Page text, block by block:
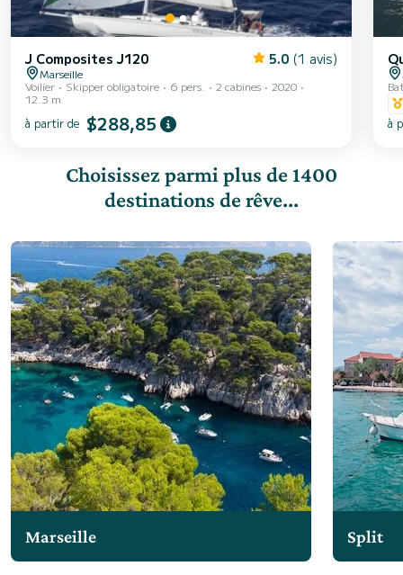
J Composites J120 5.0 (1 avis)
Marseille
Voilier
Skipper obligatoire 6 pers. 2 cabines
2020
12.3 m
à partir de $288,85 à
Choisissez parmi plus de 1400
destinations de rêve...
Marseille Split